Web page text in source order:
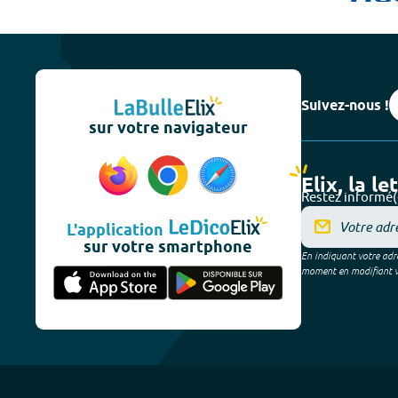
sur votre navigateur
L'application
sur votre smartphone
Suivez-nous !
Elix, la
Restez
En indiquant votre
moment en modifiant